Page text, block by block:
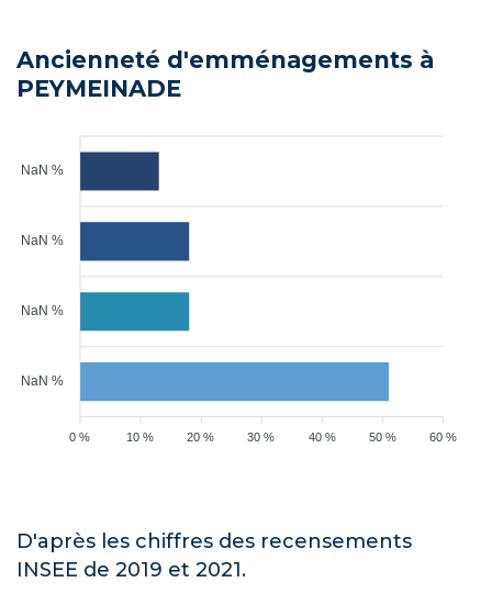
Ancienneté d'emménagements à
PEYMEINADE
NaN %
NaN %
NaN %
NaN %
60 %
50 %
40 %
30 %
20 %
10 %
0 %
D'après les chiffres des recensements
INSEE de 2019 et 2021.